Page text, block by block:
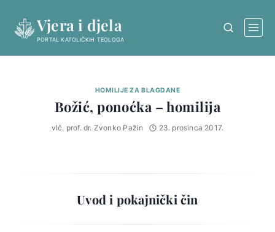
content
Vjera i djela
PORTAL KATOLIČKIH TEOLOGA
HOMILIJE ZA BLAGDANE
Božić, ponoćka – homilija
vlč. prof. dr. Zvonko Pažin 23. prosinca 2017.
Uvod i pokajnički čin